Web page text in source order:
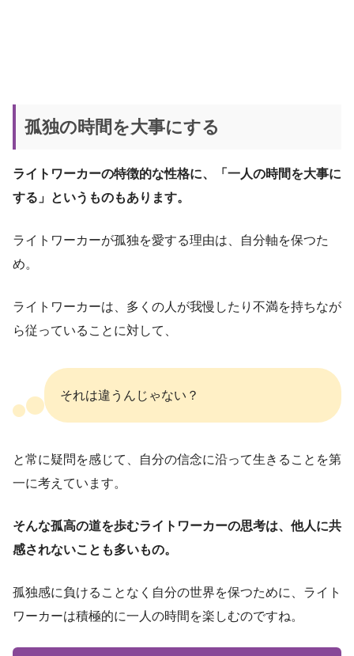
孤独の時間を大事にする
ライトワーカーの特徴的な性格に、「一人の時間を大事に
する」というものもあります。
ライトワーカーが孤独を愛する理由は、自分軸を保つた
め。
ライトワーカーは、多くの人が我慢したり不満を持ちなが
ら従っていることに対して、
それは違うんじゃない？
と常に疑問を感じて、自分の信念に沿って生きることを第
一に考えています。
そんな孤高の道を歩むライトワーカーの思考は、他人に共
感されないことも多いもの。
孤独感に負けることなく自分の世界を保つために、ライト
ワーカーは積極的に一人の時間を楽しむのですね。